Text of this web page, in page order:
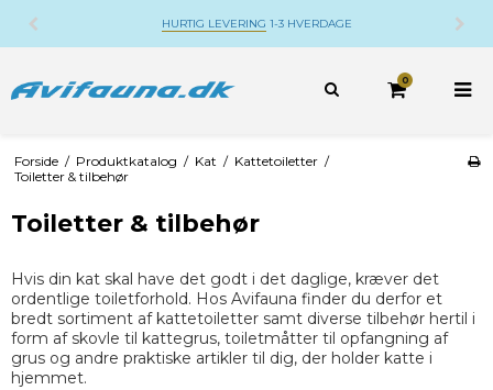
HURTIG LEVERING 1-3 HVERDAGE
0
Forside / Produktkatalog / Kat / Kattetoiletter /
Toiletter & tilbehør
Toiletter & tilbehør
Hvis din kat skal have det godt i det daglige, kræver det
ordentlige toiletforhold. Hos Avifauna finder du derfor et
bredt sortiment af kattetoiletter samt diverse tilbehør hertil i
form af skovle til kattegrus, toiletmåtter til opfangning af
grus og andre praktiske artikler til dig, der holder katte i
hjemmet.